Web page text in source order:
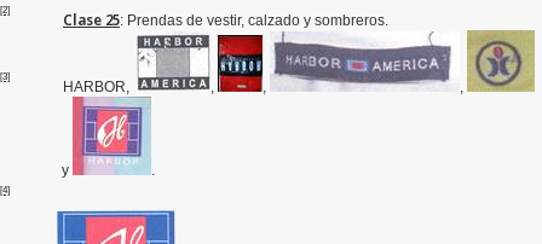
[2] Clase 25: Prendas de vestir, calzado y sombreros.
[3]
HARBOR,
y
[4]